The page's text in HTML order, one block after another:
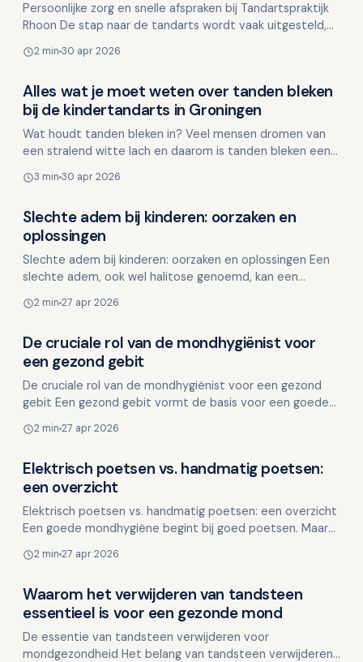
Persoonlijke zorg en snelle afspraken bij Tandartspraktijk
Rhoon De stap naar de tandarts wordt vaak uitgesteld,
2 min 30 apr 2026
Overig nieuws
Alles wat je moet weten over tanden bleken
bij de kindertandarts in Groningen
Wat houdt tanden bleken in? Veel mensen dromen van
een stralend witte lach en daarom is tanden bleken een
behandel…
3 min 30 apr 2026
Overig nieuws
Slechte adem bij kinderen: oorzaken en
oplossingen
Slechte adem bij kinderen: oorzaken en oplossingen Een
slechte adem, ook wel halitose genoemd, kan een
onzeker …
2 min 27 apr 2026
Overig nieuws
De cruciale rol van de mondhygiënist voor
een gezond gebit
De cruciale rol van de mondhygiënist voor een gezond
gebit Een gezond gebit vormt de basis voor een goede
2 min 27 apr 2026
Overig nieuws
Elektrisch poetsen vs. handmatig poetsen:
een overzicht
Elektrisch poetsen vs. handmatig poetsen: een overzicht
Een goede mondhygiëne begint bij goed poetsen. Maar
2 min 27 apr 2026
Overig nieuws
Waarom het verwijderen van tandsteen
essentieel is voor een gezonde mond
De essentie van tandsteen verwijderen voor
mondgezondheid Het belang van tandsteen verwijderen